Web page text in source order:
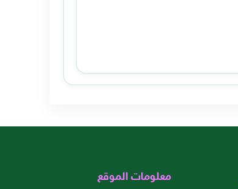
معلومات الموقع